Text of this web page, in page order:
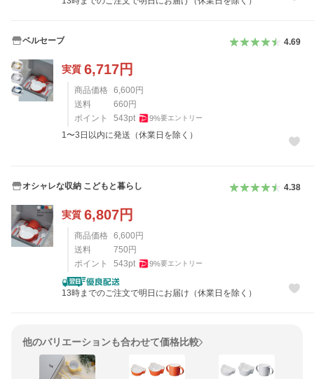
ベルセーブ 4.69
実質 6,717円
商品価格 6,600 円
送料
660 円
ポイント
543pt 9%要エントリー
1〜3日以内に発送（休業日を除く）
オシャレな収納 こどもと暮らし 4.38
実質 6,807円
商品価格 6,600 円
送料
750 円
ポイント
543pt 9%要エントリー
13時までのご注文で明日にお届け（休業日を除く）
他のバリエーションも合わせて価格比較